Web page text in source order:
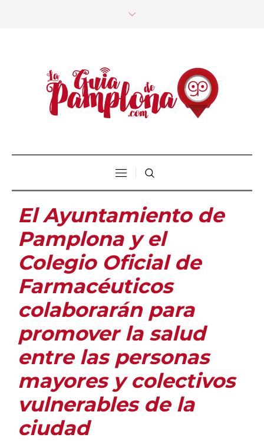
El Ayuntamiento de
Pamplona y el
Colegio Oficial de
Farmacéuticos
colaborarán para
promover la salud
entre las personas
mayores y colectivos
vulnerables de la
ciudad